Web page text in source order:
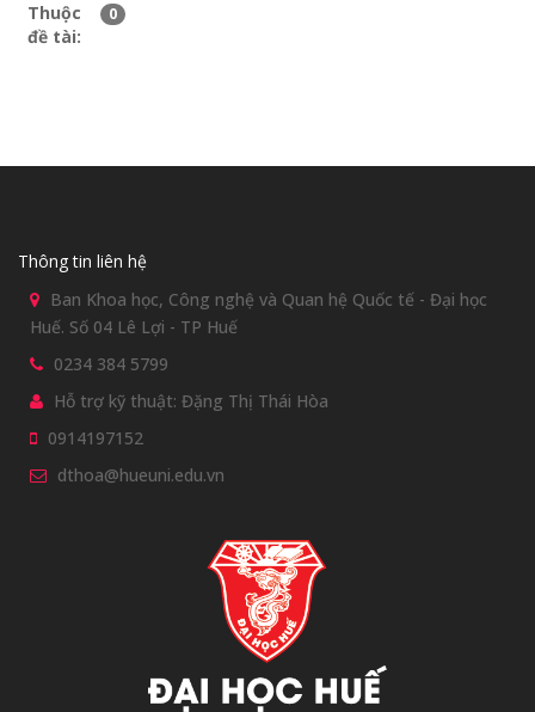
Thuộc
đề tài:
0
Thông tin liên hệ
Ban Khoa học, Công nghệ và Quan hệ Quốc tế - Đại học
Huế. Số 04 Lê Lợi - TP Huế
0234 384 5799
Hỗ trợ kỹ thuật: Đặng Thị Thái Hòa
0914197152
dthoa@hueuni.edu.vn